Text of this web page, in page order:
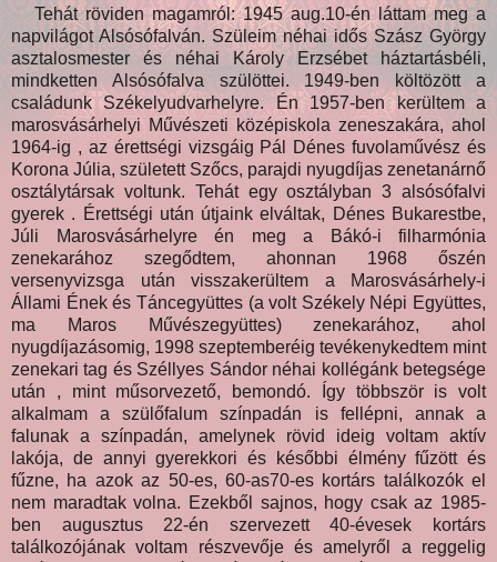
Tehát röviden magamról: 1945 aug.10-én láttam meg a
napvilágot Alsósófalván. Szüleim néhai idős Szász György
asztalosmester és néhai Károly Erzsébet háztartásbéli,
mindketten Alsósófalva szülöttei. 1949-ben költözött a
családunk Székelyudvarhelyre. Én 1957-ben kerültem a
marosvásárhelyi Művészeti középiskola zeneszakára, ahol
1964-ig , az érettségi vizsgáig Pál Dénes fuvolaművész és
Korona Júlia, született Szőcs, parajdi nyugdíjas zenetanárnő
osztálytársak voltunk. Tehát egy osztályban 3 alsósófalvi
gyerek . Érettségi után útjaink elváltak, Dénes Bukarestbe,
Júli Marosvásárhelyre én meg a Bákó-i filharmónia
zenekarához szegődtem, ahonnan 1968 őszén
versenyvizsga után visszakerültem a Marosvásárhely-i
Állami Ének és Táncegyüttes (a volt Székely Népi Együttes,
ma Maros Művészegyüttes) zenekarához, ahol
nyugdíjazásomig, 1998 szeptemberéig tevékenykedtem mint
zenekari tag és Széllyes Sándor néhai kollégánk betegsége
után , mint műsorvezető, bemondó. Így többször is volt
alkalmam a szülőfalum színpadán is fellépni, annak a
falunak a színpadán, amelynek rövid ideig voltam aktív
lakója, de annyi gyerekkori és későbbi élmény fűzött és
fűzne, ha azok az 50-es, 60-as70-es kortárs találkozók el
nem maradtak volna. Ezekből sajnos, hogy csak az 1985-
ben augusztus 22-én szervezett 40-évesek kortárs
találkozójának voltam részvevője és amelyről a reggelig